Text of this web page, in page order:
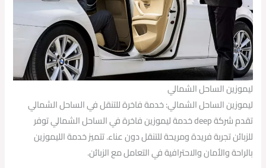
ليموزين الساحل الشمالي
ليموزين الساحل الشمالي: خدمة فاخرة للتنقل في الساحل الشمالي
تقدم شركة deep خدمة ليموزين فاخرة في الساحل الشمالي توفر
للزبائن تجربة فريدة ومريحة للتنقل دون عناء. تتميز خدمة الليموزين
بالراحة والأمان والاحترافية في التعامل مع الزبائن.